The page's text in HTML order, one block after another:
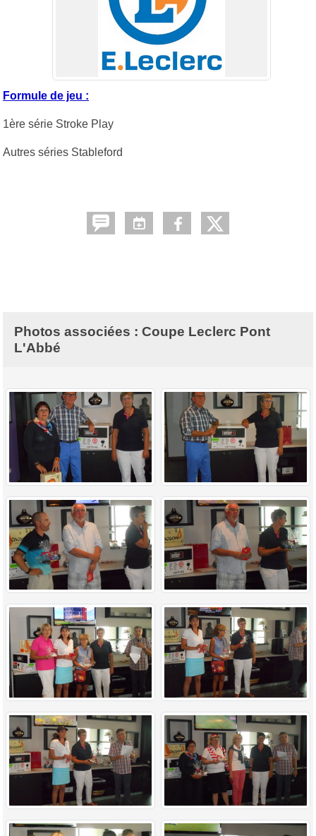
Formule de jeu :
1ère série Stroke Play
Autres séries Stableford
Photos associées : Coupe Leclerc Pont
L'Abbé